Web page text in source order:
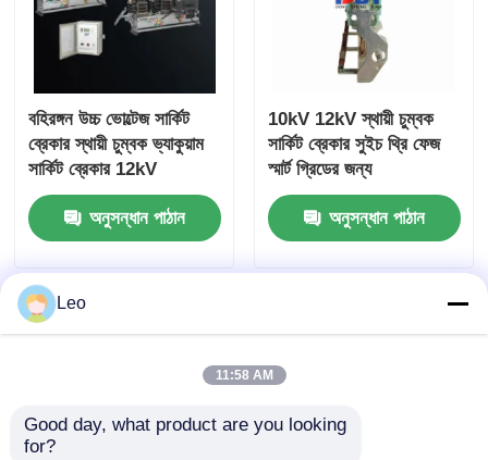
বক্স টাইপ সাবস্টেশন
ক্যাবল শাখা বাক্স
ধাতব ঘেরা সুইচগার্ট
ভ্যাকুয়াম লোড সুইচ
হাই ভোল্টেজ সার্কিট ব্রেকার
নিম্ন ভোল্টেজ বিতরণ ক্যাবিনেট
নিম্ন ভোল্টেজ বিতরণ বাক্স
বহিরঙ্গন উচ্চ ভোল্টেজ সার্কিট
ব্রেকার স্থায়ী চুম্বক ভ্যাকুয়াম
সার্কিট ব্রেকার 12kV
অনুসন্ধান পাঠান
10kV 12kV স্থায়ী চুম্বক
সার্কিট ব্রেকার সুইচ থ্রি ফেজ
স্মার্ট গ্রিডের জন্য
অনুসন্ধান পাঠান
Leo
11:58 AM
Good day, what product are you looking
for?